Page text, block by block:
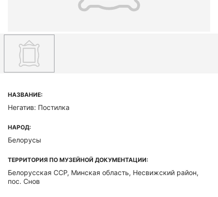
НАЗВАНИЕ:
Негатив: Постилка
НАРОД:
Белорусы
ТЕРРИТОРИЯ ПО МУЗЕЙНОЙ ДОКУМЕНТАЦИИ:
Белорусская ССР, Минская область, Несвижский район,
пос. Снов